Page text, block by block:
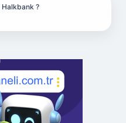
Halkbank ?